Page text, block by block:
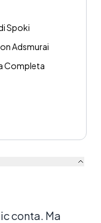
Spoki
Adsmurai
Completa
conta. Ma